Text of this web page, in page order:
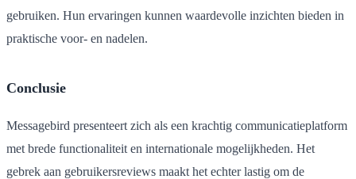
gebruiken. Hun ervaringen kunnen waardevolle inzichten bieden in
praktische voor- en nadelen.
Conclusie
Messagebird presenteert zich als een krachtig communicatieplatform
met brede functionaliteit en internationale mogelijkheden. Het
gebrek aan gebruikersreviews maakt het echter lastig om de